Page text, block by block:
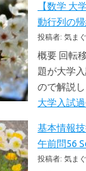
【数学 大
動行列の
投稿者: 気ま
概要 回転
題が大学
ので解説
大学入試
基本情報
午前問56
投稿者: 気ま